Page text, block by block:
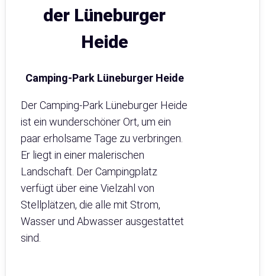
der Lüneburger
Heide
Camping-Park Lüneburger Heide
Der Camping-Park Lüneburger Heide
ist ein wunderschöner Ort, um ein
paar erholsame Tage zu verbringen.
Er liegt in einer malerischen
Landschaft. Der Campingplatz
verfügt über eine Vielzahl von
Stellplätzen, die alle mit Strom,
Wasser und Abwasser ausgestattet
sind.